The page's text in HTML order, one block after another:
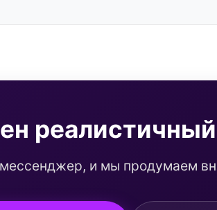
и мы продумаем